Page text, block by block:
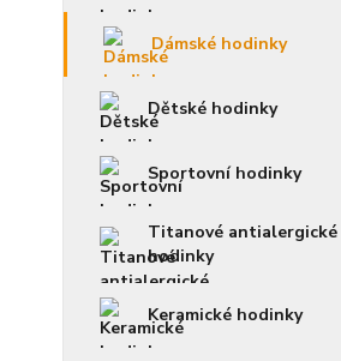
Dámské hodinky
Dětské hodinky
Sportovní hodinky
Titanové antialergické
hodinky
Keramické hodinky